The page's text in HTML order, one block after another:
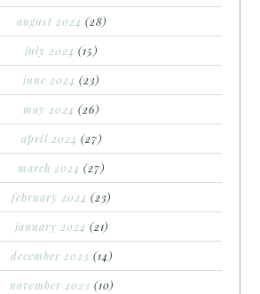
august 2024 (28)
july 2024 (15)
june 2024 (23)
may 2024 (26)
april 2024 (27)
march 2024 (27)
february 2024 (23)
january 2024 (21)
december 2023 (14)
november 2023 (10)